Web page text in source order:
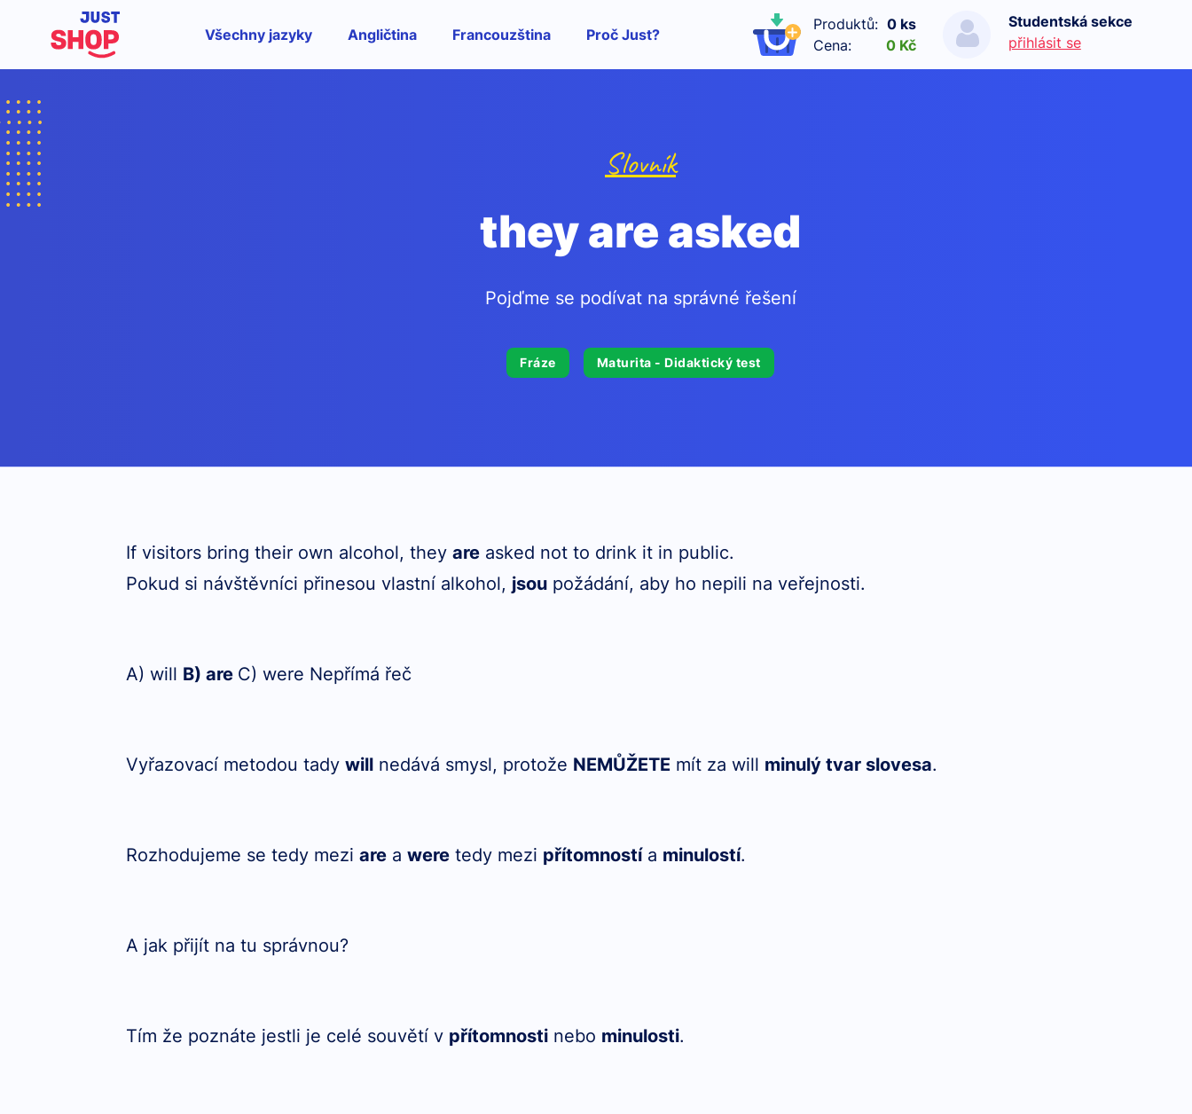
Všechny jazyky Angličtina Francouzština Proč Just?
Produktů: 0 ks
Cena:
0 Kč
Studentská sekce
přihlásit se
Slovník
they are asked
Pojďme se podívat na správné řešení
Fráze Maturita - Didaktický test
If visitors bring their own alcohol, theyare asked not to drink it in public.
Pokud si návštěvníci přinesou vlastní alkohol, jsou požádání, aby ho nepili na veřejnosti.
A) will B) are C) were Nepřímá řeč
Vyřazovací metodou tadywill nedává smysl, protože NEMŮŽETE mít za will minulý tvar slovesa.
Rozhodujeme se tedy meziare awere tedy mezi přítomnostía minulostí.
A jak přijít na tu správnou?
Tím že poznáte jestli je celé souvětí v přítomnosti nebo minulosti.